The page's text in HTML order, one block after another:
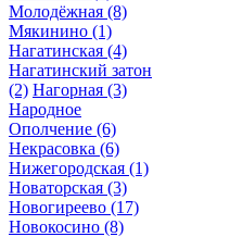
Молодёжная (8)
Мякинино (1)
Нагатинская (4)
Нагатинский затон
(2) Нагорная (3)
Народное
Ополчение (6)
Некрасовка (6)
Нижегородская (1)
Новаторская (3)
Новогиреево (17)
Новокосино (8)